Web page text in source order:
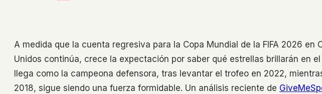
A medida que la cuenta regresiva para la Copa Mundial de la FIFA 2026 en
Unidos continúa, crece la expectación por saber qué estrellas brillarán en
llega como la campeona defensora, tras levantar el trofeo en 2022,
2018, sigue siendo una fuerza formidable. Un análisis reciente de